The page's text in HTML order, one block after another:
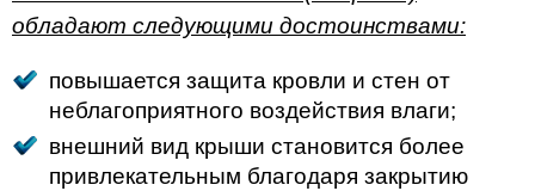
обладают следующими достоинствами:
повышается защита кровли и стен от
неблагоприятного воздействия влаги;
внешний вид крыши становится более
привлекательным благодаря закрытию